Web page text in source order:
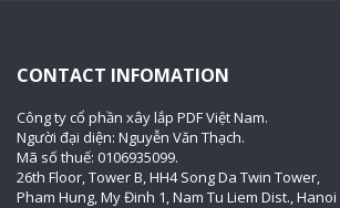
CONTACT INFOMATION
Công ty cổ phần xây lắp PDF Việt Nam.
Người đại diện: Nguyễn Văn Thạch.
Mã số thuế: 0106935099.
26th Floor, Tower B, HH4 Song Da Twin Tower,
Pham Hung, My Đinh 1, Nam Tu Liem Dist., Hanoi